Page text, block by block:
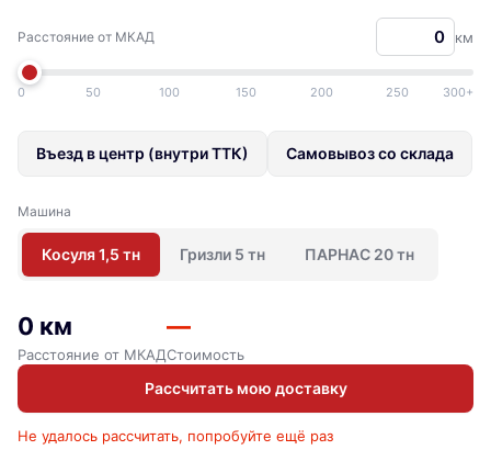
Расстояние от МКАД км
0 50 100 150 200 250 300+
Въезд в центр (внутри ТТК) Самовывоз со склада
Машина
Косуля 1,5 тн Гризли 5 тн ПАРНАС 20 тн
0 км
Расстояние от МКАД
—
Стоимость
Рассчитать мою доставку
Не удалось рассчитать, попробуйте ещё раз